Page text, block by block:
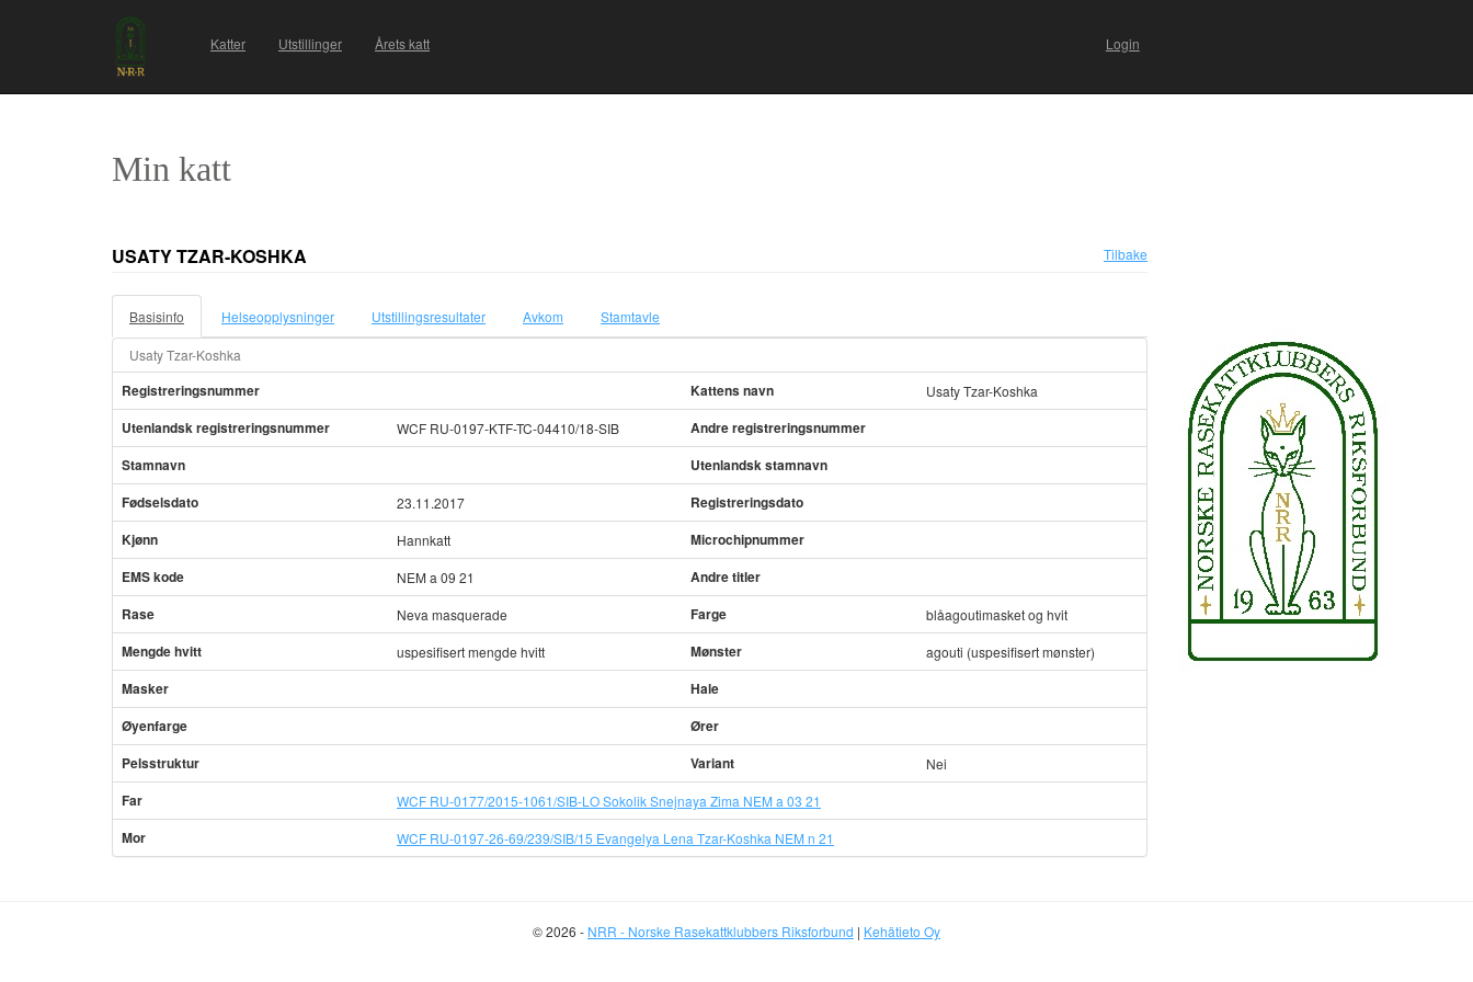
Katter Utstillinger Årets katt Login
Min katt
USATY TZAR-KOSHKA Tilbake
Basisinfo Helseopplysninger Utstillingsresultater Avkom Stamtavle
Usaty Tzar-Koshka
Registreringsnummer Kattens navn Usaty Tzar-Koshka
Utenlandsk registreringsnummer WCF RU-0197-KTF-TC-04410/18-SIB
Andre registreringsnummer
Stamnavn
Utenlandsk stamnavn
Fødselsdato
23.11.2017
Registreringsdato
Kjønn
Hannkatt
Microchipnummer
EMS kode
NEM a 09 21
Andre titler
Rase
Neva masquerade Farge blåagoutimasket og hvit
Mengde hvitt uspesifisert mengde hvitt Mønster agouti (uspesifisert mønster)
Masker
Hale
Øyenfarge
Ører
Pelsstruktur
Variant Nei
Far WCF RU-0177/2015-1061/SIB-LO Sokolik Snejnaya Zima NEM a 03 21
Mor WCF RU-0197-26-69/239/SIB/15 Evangelya Lena Tzar-Koshka NEM n 21
© 2026 - NRR - Norske Rasekattklubbers Riksforbund | Kehätieto Oy